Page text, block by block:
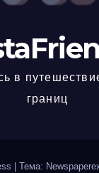
в
границ
Тема: